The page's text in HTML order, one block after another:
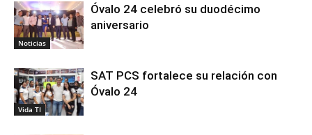
Noticias
Óvalo 24 celebró su duodécimo
aniversario
Vida TI
SAT PCS fortalece su relación con
Óvalo 24